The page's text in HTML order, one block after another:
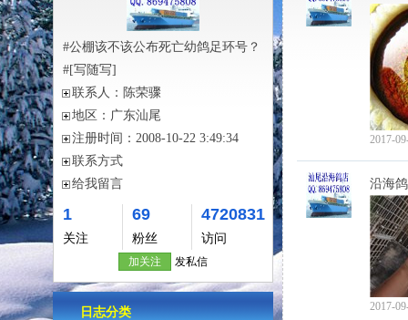
#公棚该不该公布死亡幼鸽足环号？
#[写随写]
联系人： 陈荣骤
地区： 广东汕尾
注册时间： 2008-10-22 3:49:34
联系方式
给我留言
1
关注
69
粉丝
4720831
访问
加关注 发私信
日志分类
2017-
沿海
2017-